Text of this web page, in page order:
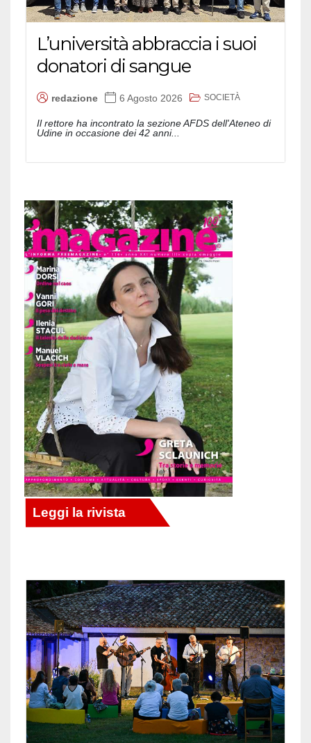
L’università abbraccia i suoi
donatori di sangue
redazione 6 Agosto 2026 SOCIETÀ
Il rettore ha incontrato la sezione AFDS dell'Ateneo di
Udine in occasione dei 42 anni...